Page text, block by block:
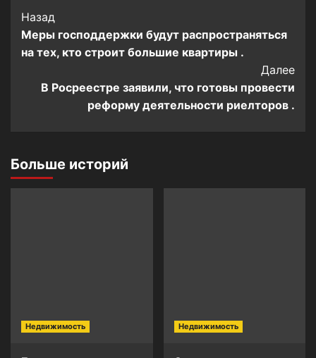
Post
Navigation
Назад
Меры господдержки будут распространяться
на тех, кто строит большие квартиры .
Далее
В Росреестре заявили, что готовы провести
реформу деятельности риелторов .
Больше историй
Недвижимость Недвижимость